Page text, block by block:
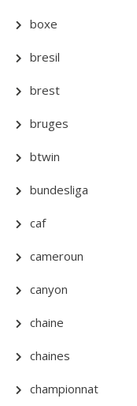
boxe
bresil
brest
bruges
btwin
bundesliga
caf
cameroun
canyon
chaine
chaines
championnat